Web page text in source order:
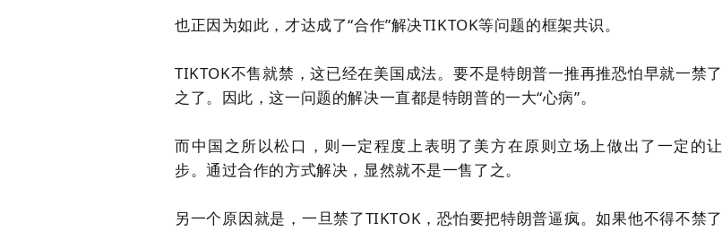
也正因为如此，才达成了“合作”解决TIKTOK等问题的框架共识。
TIKTOK不售就禁，这已经在美国成法。要不是特朗普一推再推恐怕早就一禁了
之了。因此，这一问题的解决一直都是特朗普的一大“心病”。
而中国之所以松口，则一定程度上表明了美方在原则立场上做出了一定的让
步。通过合作的方式解决，显然就不是一售了之。
另一个原因就是 ， 一旦禁了TIKTOK，恐怕要把特朗普逼疯。如果他不得不禁了